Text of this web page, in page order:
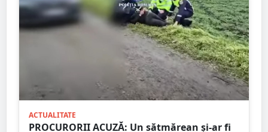
ACTUALITATE
PROCURORII ACUZĂ: Un sătmărean și-ar fi